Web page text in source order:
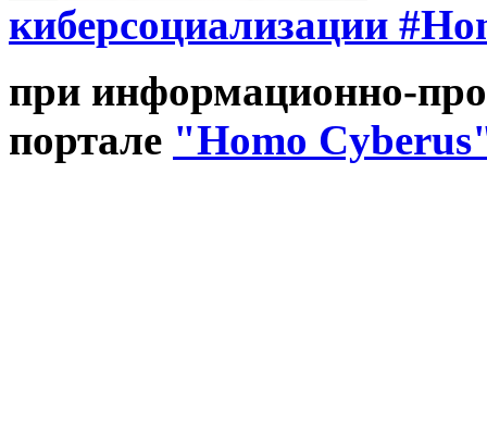
киберсоциализации
при информационно-
портале "Homo